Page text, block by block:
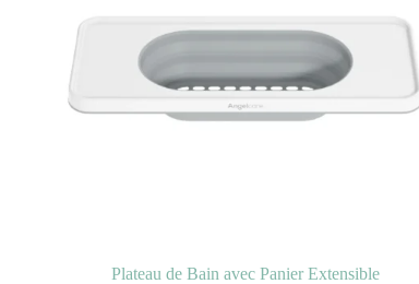
Plateau de Bain avec Panier Extensible